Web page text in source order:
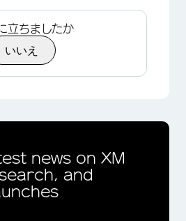
立ちましたか
いいえ
news on XM
and